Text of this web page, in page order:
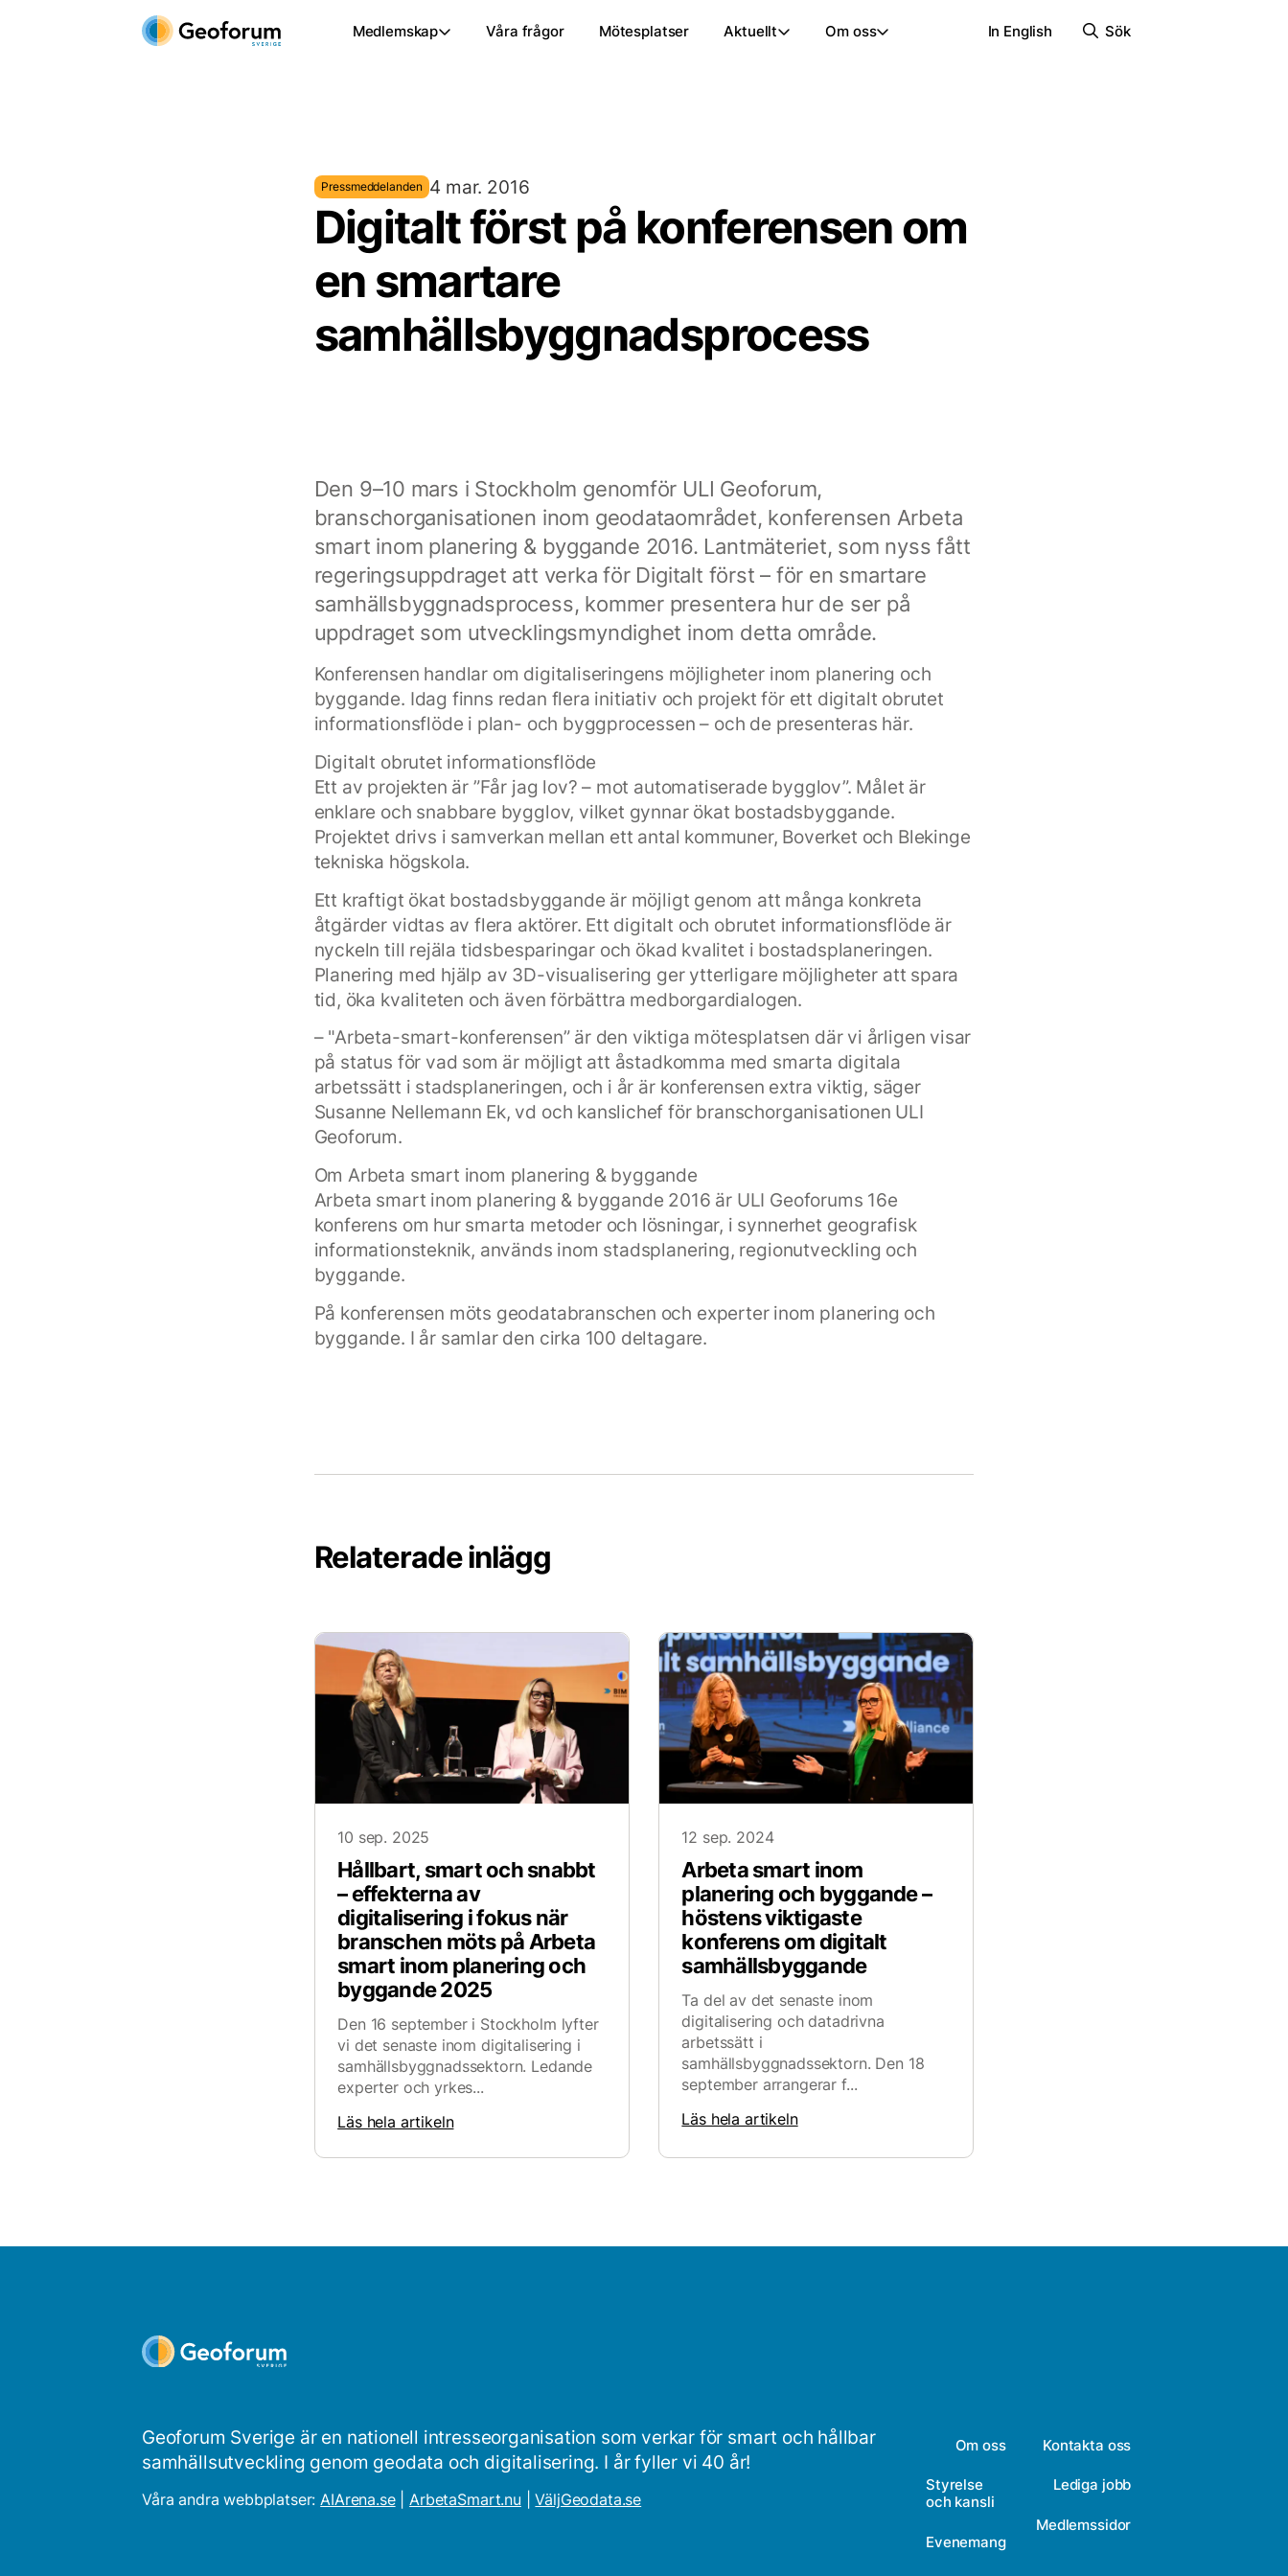
Medlemskap Våra frågor Mötesplatser Aktuellt Om oss In English Sök
Pressmeddelanden 4 mar. 2016
Digitalt först på konferensen om
en smartare
samhällsbyggnadsprocess
Den 9–10 mars i Stockholm genomför ULI Geoforum,
branschorganisationen inom geodataområdet, konferensen Arbeta
smart inom planering & byggande 2016. Lantmäteriet, som nyss fått
regeringsuppdraget att verka för Digitalt först – för en smartare
samhällsbyggnadsprocess, kommer presentera hur de ser på
uppdraget som utvecklingsmyndighet inom detta område.
Konferensen handlar om digitaliseringens möjligheter inom planering och
byggande. Idag finns redan flera initiativ och projekt för ett digitalt obrutet
informationsflöde i plan- och byggprocessen – och de presenteras här.
Digitalt obrutet informationsflöde
Ett av projekten är ”Får jag lov? – mot automatiserade bygglov”. Målet är
enklare och snabbare bygglov, vilket gynnar ökat bostadsbyggande.
Projektet drivs i samverkan mellan ett antal kommuner, Boverket och Blekinge
tekniska högskola.
Ett kraftigt ökat bostadsbyggande är möjligt genom att många konkreta
åtgärder vidtas av flera aktörer. Ett digitalt och obrutet informationsflöde är
nyckeln till rejäla tidsbesparingar och ökad kvalitet i bostadsplaneringen.
Planering med hjälp av 3D-visualisering ger ytterligare möjligheter att spara
tid, öka kvaliteten och även förbättra medborgardialogen.
– "Arbeta-smart-konferensen” är den viktiga mötesplatsen där vi årligen visar
på status för vad som är möjligt att åstadkomma med smarta digitala
arbetssätt i stadsplaneringen, och i år är konferensen extra viktig, säger
Susanne Nellemann Ek, vd och kanslichef för branschorganisationen ULI
Geoforum.
Om Arbeta smart inom planering & byggande
Arbeta smart inom planering & byggande 2016 är ULI Geoforums 16e
konferens om hur smarta metoder och lösningar, i synnerhet geografisk
informationsteknik, används inom stadsplanering, regionutveckling och
byggande.
På konferensen möts geodatabranschen och experter inom planering och
byggande. I år samlar den cirka 100 deltagare.
Relaterade inlägg
10 sep. 2025
Hållbart, smart och snabbt
– effekterna av
digitalisering i fokus när
branschen möts på Arbeta
smart inom planering och
byggande 2025
Den 16 september i Stockholm lyfter
vi det senaste inom digitalisering i
samhällsbyggnadssektorn. Ledande
experter och yrkes...
Läs hela artikeln
12 sep. 2024
Arbeta smart inom
planering och byggande –
höstens viktigaste
konferens om digitalt
samhällsbyggande
Ta del av det senaste inom
digitalisering och datadrivna
arbetssätt i
samhällsbyggnadssektorn. Den 18
september arrangerar f...
Läs hela artikeln
Geoforum Sverige är en nationell intresseorganisation som verkar för smart och hållbar
samhällsutveckling genom geodata och digitalisering. I år fyller vi 40 år!
Våra andra webbplatser: AIArena.se| ArbetaSmart.nu |VäljGeodata.se
Om oss
Styrelse
och kansli
Evenemang
Kontakta oss
Lediga jobb
Medlemssidor